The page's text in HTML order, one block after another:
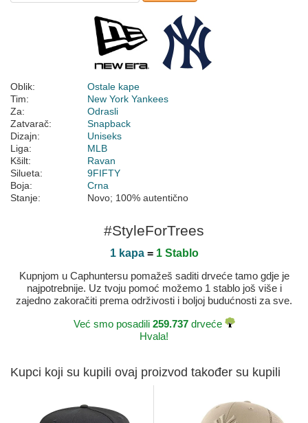
Oblik:
Ostale kape
Tim:
New York Yankees
Za:
Odrasli
Zatvarač:
Snapback
Dizajn:
Uniseks
Liga:
MLB
Kšilt:
Ravan
Silueta:
9FIFTY
Boja:
Crna
Stanje:
Novo; 100% autentično
#StyleForTrees
1 kapa= 1 Stablo
Kupnjom u Caphuntersu pomažeš saditi drveće tamo gdje je
najpotrebnije. Uz tvoju pomoć možemo 1 stablo još više i
zajedno zakoračiti prema održivosti i boljoj budućnosti za sve.
Već smo posadili 259.737drveće
Hvala!
Kupci koji su kupili ovaj proizvod također su kupili